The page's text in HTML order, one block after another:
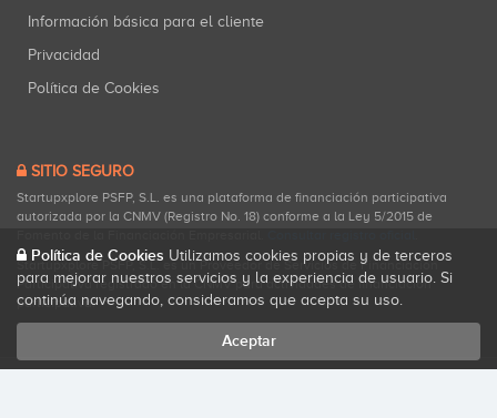
Información básica para el cliente
Privacidad
Política de Cookies
SITIO SEGURO
Startupxplore PSFP, S.L. es una plataforma de financiación participativa
autorizada por la CNMV (Registro No. 18) conforme a la Ley 5/2015 de
Startupxplore PSFP, S.L. es un Proveedor de Servicios de Financiación
Participativa registrado en la CNMV para actividades de financiación
participativa.
Política de Cookies Utilizamos cookies propias y de terceros
para mejorar nuestros servicios y la experiencia de usuario. Si
continúa navegando, consideramos que acepta su uso.
Aceptar